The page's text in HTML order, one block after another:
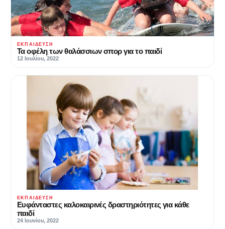
ΕΚΠΑΊΔΕΥΣΗ
Τα οφέλη των θαλάσσιων σπορ για το παιδί
12 Ιουλίου, 2022
ΕΚΠΑΊΔΕΥΣΗ
Ευφάνταστες καλοκαιρινές δραστηριότητες για κάθε
παιδί
24 Ιουνίου, 2022